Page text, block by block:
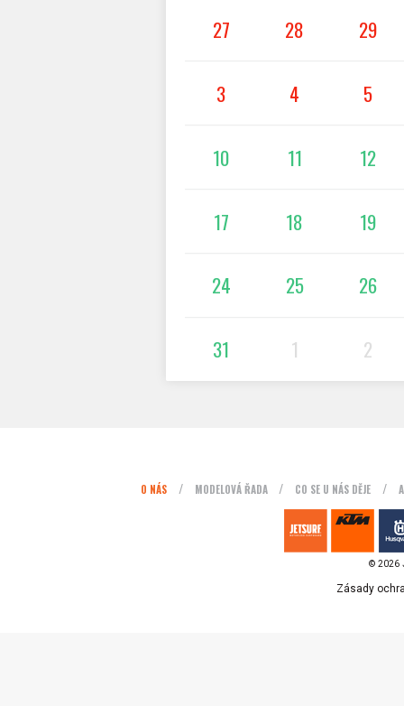
27 28 29
3 4 5
10 11 12
17 18 19
24 25 26
31 1 2
© 2026
Zásady
O NÁS MODELOVÁ ŘADA CO SE U NÁS DĚJE